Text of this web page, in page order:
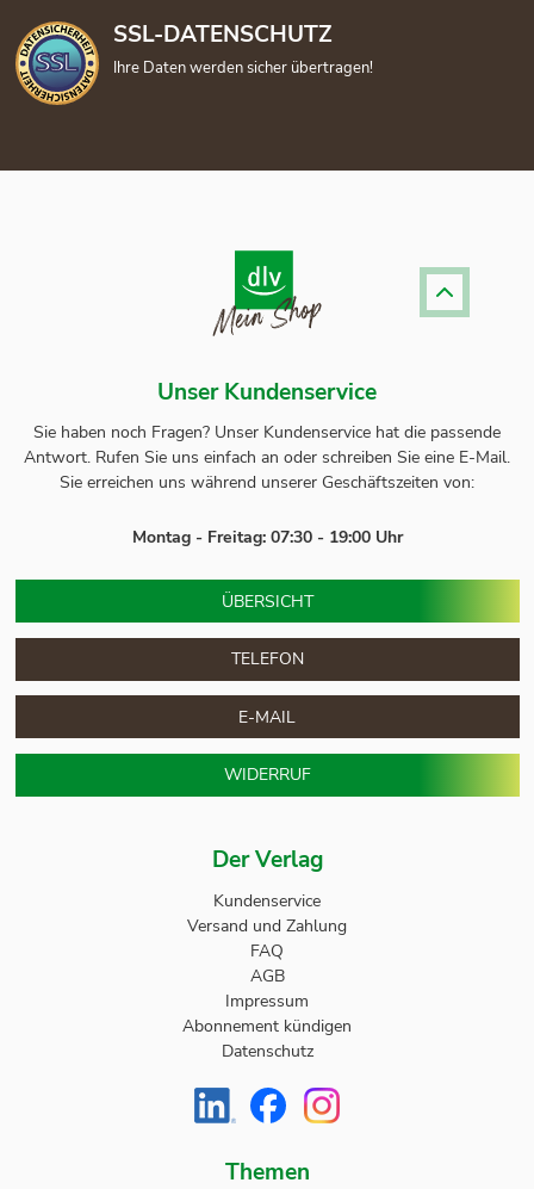
SSL-DATENSCHUTZ
Ihre Daten werden sicher übertragen!
Der Verlag
Kundenservice
Versand und Zahlung
FAQ
AGB
Impressum
Abonnement kündigen
Datenschutz
Themen
Unser Kundenservice
Sie haben noch Fragen? Unser Kundenservice hat die passende
Antwort. Rufen Sie uns einfach an oder schreiben Sie eine E-Mail.
Sie erreichen uns während unserer Geschäftszeiten von:
Montag - Freitag: 07:30 - 19:00 Uhr
ÜBERSICHT
TELEFON
E-MAIL
WIDERRUF